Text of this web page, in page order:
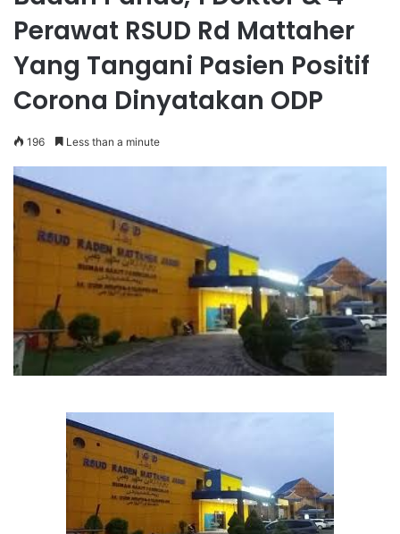
Perawat RSUD Rd Mattaher
Yang Tangani Pasien Positif
Corona Dinyatakan ODP
196 Less than a minute